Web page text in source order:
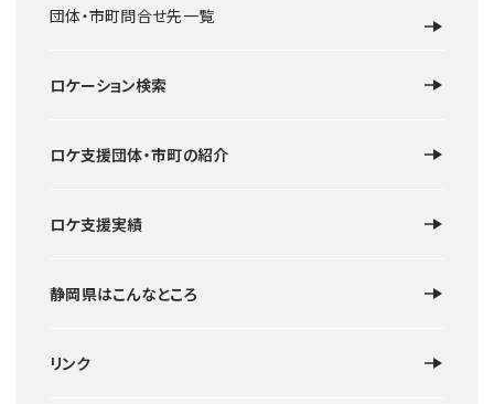
団体・市町問合せ先一覧
ロケーション検索
ロケ支援団体・市町の紹介
ロケ支援実績
静岡県はこんなところ
リンク
狩野川